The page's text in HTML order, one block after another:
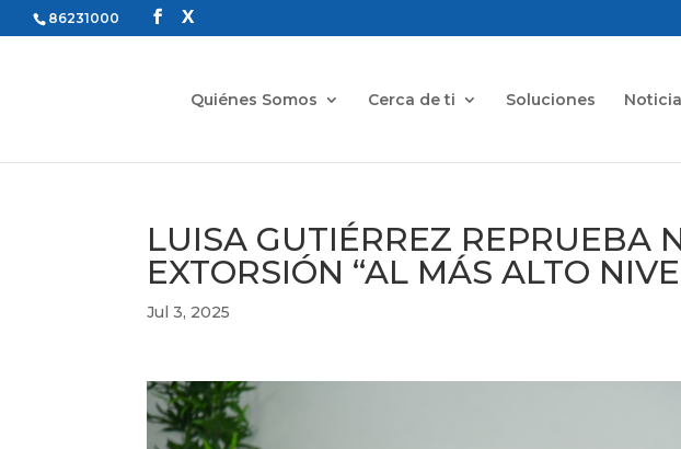
86231000
Quiénes Somos Cerca de ti Soluciones
LUISA GUTIÉRREZ REPRUEBA
EXTORSIÓN “AL MÁS ALTO
Jul 3, 2025